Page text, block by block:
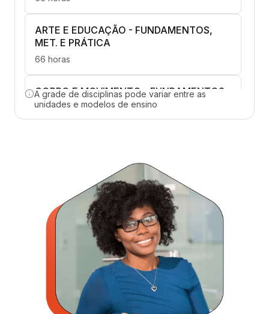
ARTE E EDUCAÇÃO - FUNDAMENTOS,
MET. E PRÁTICA
66 horas
CORPO E MOVIMENTO - FUNDAMENTOS,
MET. E PRÁTICA
66 horas
PLANEJAMENTO ESCOLAR E AVALIAÇÃO
DA APRENDIZAGEM
AVALIAÇÃO INSTITUCIONAL
66 horas
A grade de disciplinas pode variar entre as
unidades e modelos de ensino